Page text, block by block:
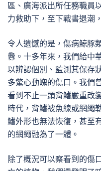
區、廣海派出所任務職員
力救助下，至下戰書退潮
令人遺憾的是，傷病鯨豚
釁。十多年來，我們給中
以辨認個別、監測其保存
多驚心動魄的傷口。我們
看到不止一頭背鰭嚴重改
時代，背鰭被魚線或網繩
鰭外形也無法恢復，甚至
的網繩融為了一體。
除了概況可以察看到的傷